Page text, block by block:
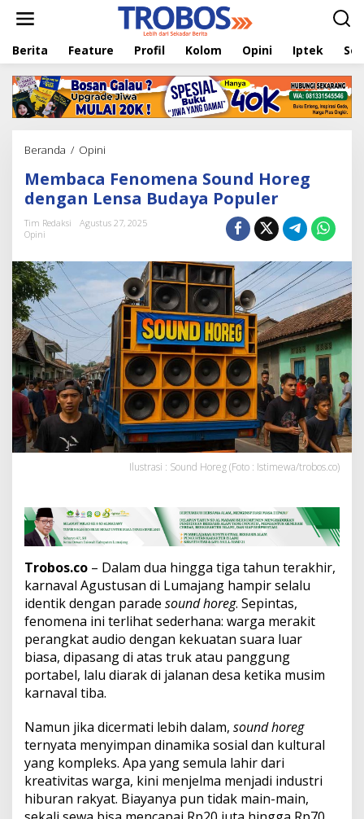
t
Berita Feature Profil Kolom Opini Iptek
Beranda / Opini
m
b
a
c
e
n
m
e
n
a
S
o
u
n
d
H
o
d
e
n
g
a
n
L
e
n
s
a
B
a
y
a
P
o
p
u
Membaca Fenomena Sound Horeg
dengan Lensa Budaya Populer
Tim Redaksi
Agustus 27, 2025
Opini
Ilustrasi : Sound Horeg (Foto : Istimewa/trobos.co)
Trobos.co – Dalam dua hingga tiga tahun terakhir,
karnaval Agustusan di Lumajang hampir selalu
identik dengan parade sound horeg. Sepintas,
fenomena ini terlihat sederhana: warga merakit
perangkat audio dengan kekuatan suara luar
biasa, dipasang di atas truk atau panggung
portabel, lalu diarak di jalanan desa ketika musim
karnaval tiba.
Namun jika dicermati lebih dalam, sound horeg
ternyata menyimpan dinamika sosial dan kultural
yang kompleks. Apa yang semula lahir dari
kreativitas warga, kini menjelma menjadi industri
hiburan rakyat. Biayanya pun tidak main-main,